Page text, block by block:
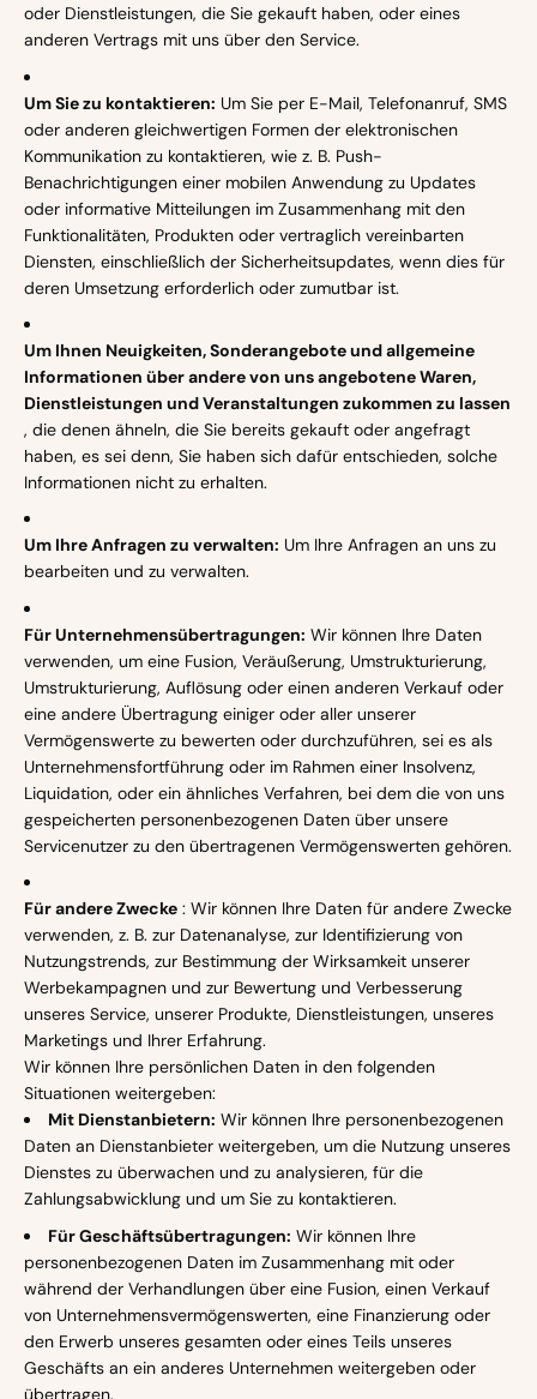
oder Dienstleistungen, die Sie gekauft haben, oder eines
anderen Vertrags mit uns über den Service.
Um Sie zu kontaktieren: Um Sie per E-Mail, Telefonanruf, SMS
oder anderen gleichwertigen Formen der elektronischen
Kommunikation zu kontaktieren, wie z. B. Push-
Benachrichtigungen einer mobilen Anwendung zu Updates
oder informative Mitteilungen im Zusammenhang mit den
Funktionalitäten, Produkten oder vertraglich vereinbarten
Diensten, einschließlich der Sicherheitsupdates, wenn dies für
deren Umsetzung erforderlich oder zumutbar ist.
Um Ihnen Neuigkeiten, Sonderangebote und allgemeine
Informationen über andere von uns angebotene Waren,
Dienstleistungen und Veranstaltungen zukommen zu lassen
, die denen ähneln, die Sie bereits gekauft oder angefragt
haben, es sei denn, Sie haben sich dafür entschieden, solche
Informationen nicht zu erhalten.
Um Ihre Anfragen zu verwalten: Um Ihre Anfragen an uns zu
bearbeiten und zu verwalten.
Für Unternehmensübertragungen: Wir können Ihre Daten
verwenden, um eine Fusion, Veräußerung, Umstrukturierung,
Umstrukturierung, Auflösung oder einen anderen Verkauf oder
eine andere Übertragung einiger oder aller unserer
Vermögenswerte zu bewerten oder durchzuführen, sei es als
Unternehmensfortführung oder im Rahmen einer Insolvenz,
Liquidation, oder ein ähnliches Verfahren, bei dem die von uns
gespeicherten personenbezogenen Daten über unsere
Servicenutzer zu den übertragenen Vermögenswerten gehören.
Für andere Zwecke : Wir können Ihre Daten für andere Zwecke
verwenden, z. B. zur Datenanalyse, zur Identifizierung von
Nutzungstrends, zur Bestimmung der Wirksamkeit unserer
Werbekampagnen und zur Bewertung und Verbesserung
unseres Service, unserer Produkte, Dienstleistungen, unseres
Marketings und Ihrer Erfahrung.
Wir können Ihre persönlichen Daten in den folgenden
Situationen weitergeben:
Mit Dienstanbietern: Wir können Ihre personenbezogenen
Daten an Dienstanbieter weitergeben, um die Nutzung unseres
Dienstes zu überwachen und zu analysieren, für die
Zahlungsabwicklung und um Sie zu kontaktieren.
Für Geschäftsübertragungen: Wir können Ihre
personenbezogenen Daten im Zusammenhang mit oder
während der Verhandlungen über eine Fusion, einen Verkauf
von Unternehmensvermögenswerten, eine Finanzierung oder
den Erwerb unseres gesamten oder eines Teils unseres
Geschäfts an ein anderes Unternehmen weitergeben oder
übertragen.